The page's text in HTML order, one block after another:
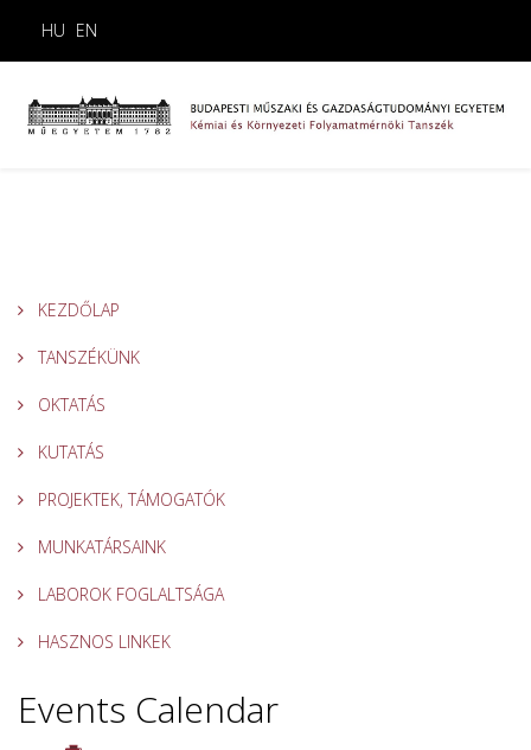
HU EN
KEZDŐLAP
TANSZÉKÜNK
OKTATÁS
KUTATÁS
PROJEKTEK, TÁMOGATÓK
MUNKATÁRSAINK
LABOROK FOGLALTSÁGA
HASZNOS LINKEK
Events Calendar